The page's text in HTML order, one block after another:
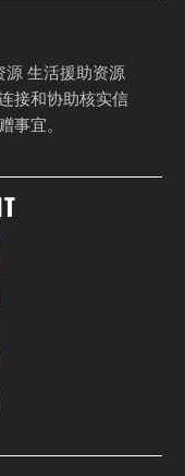
源 生活援助资源
接和协助核实信
事宜。